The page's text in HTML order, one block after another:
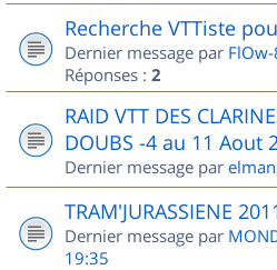
Recherche VTTiste
Dernier message par
Réponses : 2
RAID VTT DES
DOUBS -4 au 11 Aout
Dernier message par
TRAM'JURASSIENE
Dernier message par
19:35